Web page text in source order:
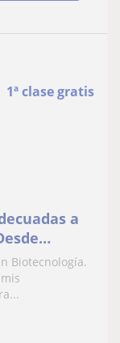
1ª clase gratis
a
Biotecnología.